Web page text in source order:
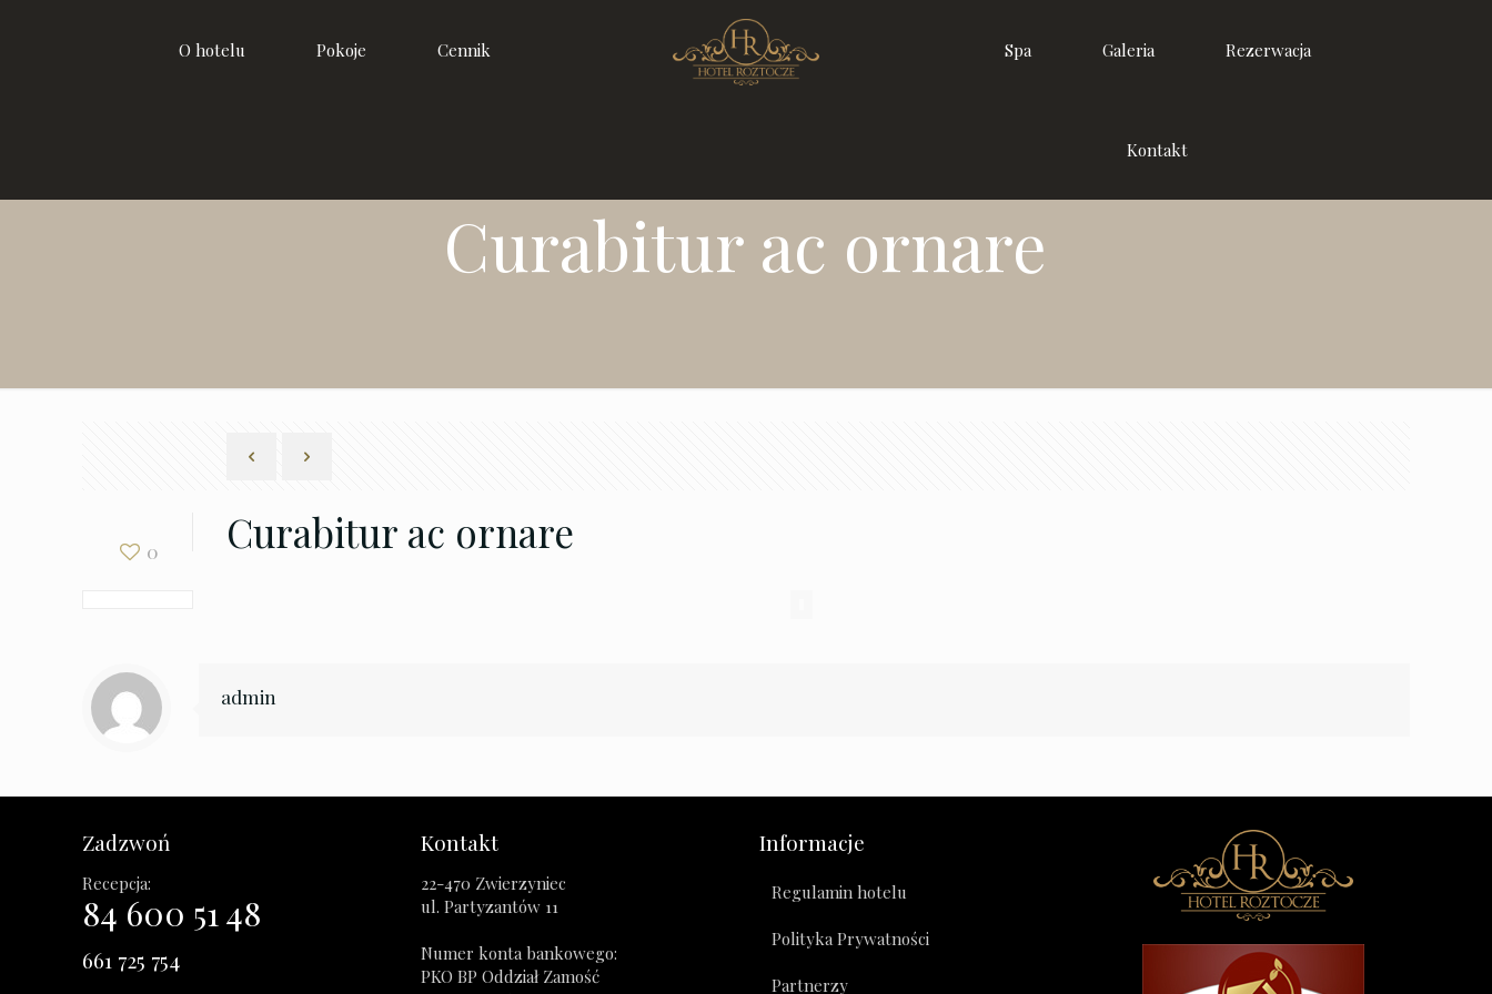
O hotelu Pokoje Cennik Spa Galeria Rezerwacja
Kontakt
Curabitur ac ornare
0 Curabitur ac ornare
admin
Zadzwoń
Recepcja:
84 600 51 48
661 725 754
Kontakt
22-470 Zwierzyniec
ul. Partyzantów 11
Numer konta bankowego:
PKO BP Oddział Zamość
Informacje
Regulamin hotelu
Polityka Prywatności
Partnerzy